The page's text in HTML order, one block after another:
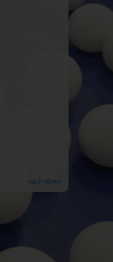
nach oben